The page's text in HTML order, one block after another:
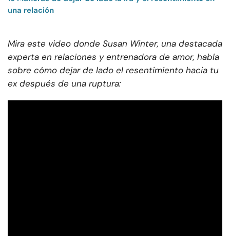
una relación
Mira este video donde Susan Winter, una destacada
experta en relaciones y entrenadora de amor, habla
sobre cómo dejar de lado el resentimiento hacia tu
ex después de una ruptura: